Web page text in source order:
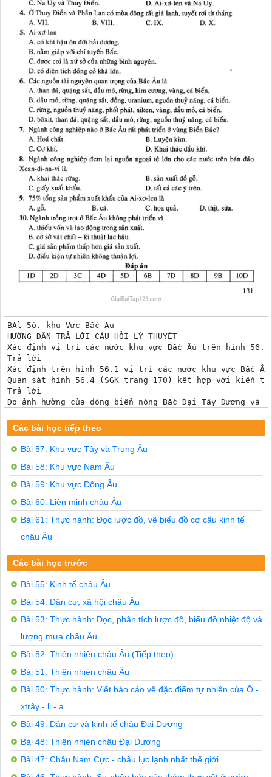
BAl 5ó.	khu Vực Bắc Au
HƯỚNG DẪN TRẢ LỜI CÂU HỎI LÝ THUYỀT
Xác định vị trí các nước khu vực Bắc Ầu trên hình 56.
Trả lời
Xác định trên hình 56.1 vị trí các nước khu vực Bắc
Quan sát hình 56.4 (SGK trang 170) kết hợp với kiến
Trả lời
Do ảnh hưởng của dòng biển nóng Bắc Đại Tây Dương
Nêu những khó khăn về điều kiện tự nhiên của các
Trả lời
Khí hậu lạnh giá về mùa đông ở khu vực Bắc Âu làm
Các nước Bắc Âu đã khai thác thiên nhiên hợp h' để
Trả lời
Khai thác nguồn thuỷ điện dồi dào và rẻ để phát triển
Phát triển kinh tế biển: hàng hải và đánh cá, khai
Phát triển công nghiệp khai thác rừng, sản xuất đồ gỗ
Qua bảng sô" liệu dưới đây, vẽ biểu đồ thể hiện sản
Tên nước
Sản lưựng giây, bìa (tân)
Na Uy
2.242.000
Thuỵ Điển
10.071.000
1.137,1
Phần Lan
12.947.000
2.506,7
Trả lời
- Vẽ biểu đồ:
Biểu đồ thể hiện sản lưựng giấy, bìa và sản lưựng
Tẵri
L4.47I Sản lượng giây, bìa
I' ’ I Sản lượng giầy, bìa bình quân đẩu người
- Nhận xét:
+ Các nước Bắc Âu không khai thác và xuất khẩu gỗ
+ Phần Lan có sản lượng giây, bìa và sản lượng giây,
II. BÀI TẬP TRẮC NGHIỆM
Khoanh tròn câu trả lời đúng nhất:
Các bài học tiếp theo
Bài 57: Khu vực Tây và Trung Âu
Bài 58: Khu vực Nam Âu
Bài 59: Khu vực Đông Âu
Bài 60: Liên minh châu Âu
Bài 61: Thực hành: Đọc lược đồ, vẽ biểu đồ cơ cấu kinh tế
châu Âu
Các bài học trước
Bài 55: Kinh tế châu Âu
Bài 54: Dân cư, xã hội châu Âu
Bài 53: Thực hành: Đọc, phân tích lược đồ, biểu đồ nhiệt độ và
lượng mưa châu Âu
Bài 52: Thiên nhiên châu Âu (Tiếp theo)
Bài 51: Thiên nhiên châu Âu
Bài 50: Thực hành: Viết báo cáo về đặc điểm tự nhiên của Ô -
xtrây - li - a
Bài 49: Dân cư và kinh tế châu Đại Dương
Bài 48: Thiên nhiên châu Đại Dương
Bài 47: Châu Nam Cực - châu lục lạnh nhất thế giới